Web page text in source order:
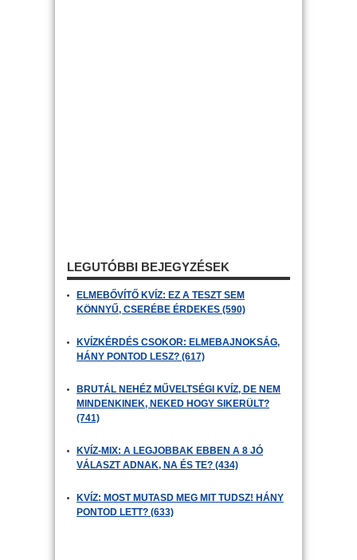
LEGUTÓBBI BEJEGYZÉSEK
ELMEBŐVÍTŐ KVÍZ: EZ A TESZT SEM
KÖNNYŰ, CSERÉBE ÉRDEKES (590)
KVÍZKÉRDÉS CSOKOR: ELMEBAJNOKSÁG,
HÁNY PONTOD LESZ? (617)
BRUTÁL NEHÉZ MŰVELTSÉGI KVÍZ, DE NEM
MINDENKINEK, NEKED HOGY SIKERÜLT?
(741)
KVÍZ-MIX: A LEGJOBBAK EBBEN A 8 JÓ
VÁLASZT ADNAK, NA ÉS TE? (434)
KVÍZ: MOST MUTASD MEG MIT TUDSZ! HÁNY
PONTOD LETT? (633)